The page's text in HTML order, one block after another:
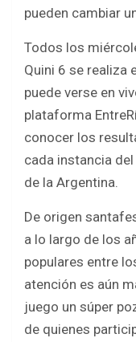
pueden cambiar
Todos los
Quini 6 se realiza
puede verse en
plataforma
conocer los
cada instancia
de la Argentina.
De origen
a lo largo de los
populares entre
atención es aún
juego un súper
de quienes